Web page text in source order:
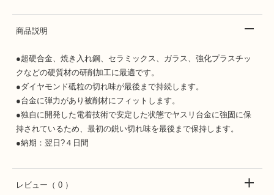
商品説明
●超硬合金、焼き入れ鋼、セラミックス、ガラス、強化プラスチッ
クなどの硬質材の研削加工に最適です。
●ダイヤモンド砥粒の切れ味が最後まで持続します。
●台金に弾力があり被削材にフィットします。
●独自に開発した電着技術で安定した状態でヤスリ台金に強固に保
持されているため、最初の鋭い切れ味を最後まで保持します。
●納期：翌日?４日間
レビュー （ 0 ）